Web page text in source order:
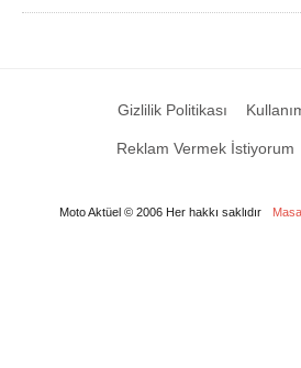
Gizlilik Politikası
Reklam Vermek İstiyorum
Moto Aktüel © 2006 Her hakkı saklıdır